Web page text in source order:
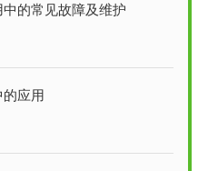
的常见故障及维护
应用